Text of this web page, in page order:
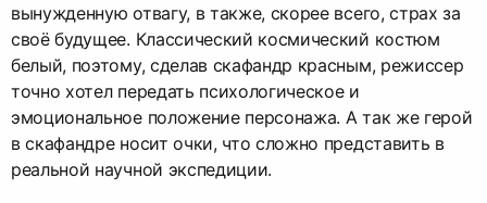
вынужденную отвагу, в также, скорее всего, страх за
своё будущее. Классический космический костюм
белый, поэтому, сделав скафандр красным, режиссер
точно хотел передать психологическое и
эмоциональное положение персонажа. А так же герой
в скафандре носит очки, что сложно представить в
реальной научной экспедиции.